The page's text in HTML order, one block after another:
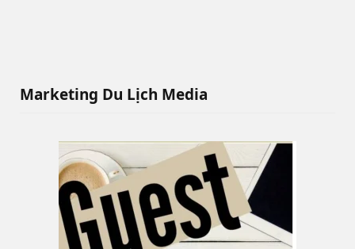
Marketing Du Lịch Media